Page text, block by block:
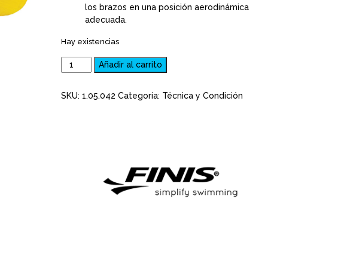
los brazos en una posición aerodinámica
adecuada.
Hay existencias
Tabla
de
ALIGNMENT
Añadir al carrito
SKU: 1.05.042 Categoría: Técnica y Condición